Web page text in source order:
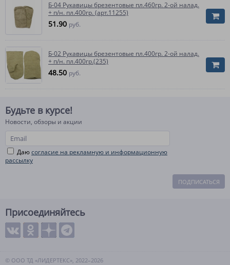
Б-04 Рукавицы брезентовые пл.460гр. 2-ой налад.
+ п/н. пл.400гр. (арт.11255)
51.90 руб.
Б-02 Рукавицы брезентовые пл.400гр. 2-ой налад.
+ п/н. пл.400гр.(235)
48.50 руб.
Будьте в курсе!
Новости, обзоры и акции
Даюсогласие на рекламную и информационную
рассылку
ПОДПИСАТЬСЯ
Присоединяйтесь
© ООО ТД «ЛИДЕРТЕКС», 2022–2026